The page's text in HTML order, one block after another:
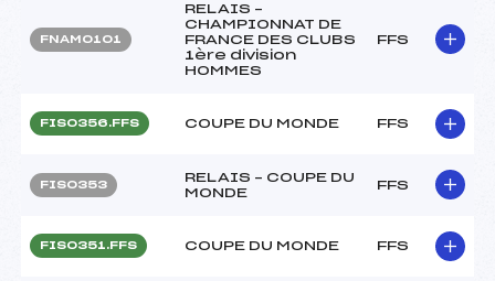
FNAM0101
RELAIS –
CHAMPIONNAT DE
FRANCE DES CLUBS
1ère division
HOMMES
FFS
FIS0356.FFS COUPE DU MONDE FFS
FIS0353
RELAIS – COUPE DU
MONDE
FFS
FIS0351.FFS COUPE DU MONDE FFS